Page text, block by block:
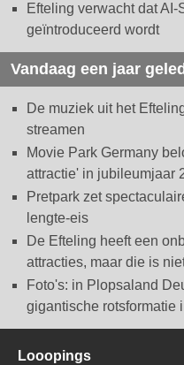
Efteling verwacht dat
geïntroduceerd wordt
Vandaag een jaar
De muziek uit het
streamen
Movie Park Germany
attractie' in jubileumjaar
Pretpark zet
lengte-eis
De Efteling heeft een
attracties, maar die is
Foto's: in Plopsaland
gigantische rotsformatie
Looopings